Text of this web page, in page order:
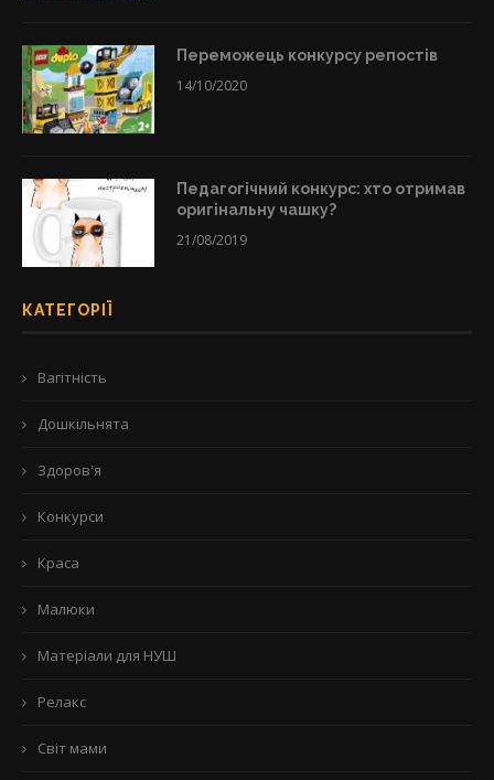
Переможець конкурсу репостів
14/10/2020
Педагогічний конкурс: хто отримав
оригінальну чашку?
21/08/2019
КАТЕГОРІЇ
Вагітність
Дошкільнята
Здоров'я
Конкурси
Краса
Малюки
Матеріали для НУШ
Релакс
Світ мами